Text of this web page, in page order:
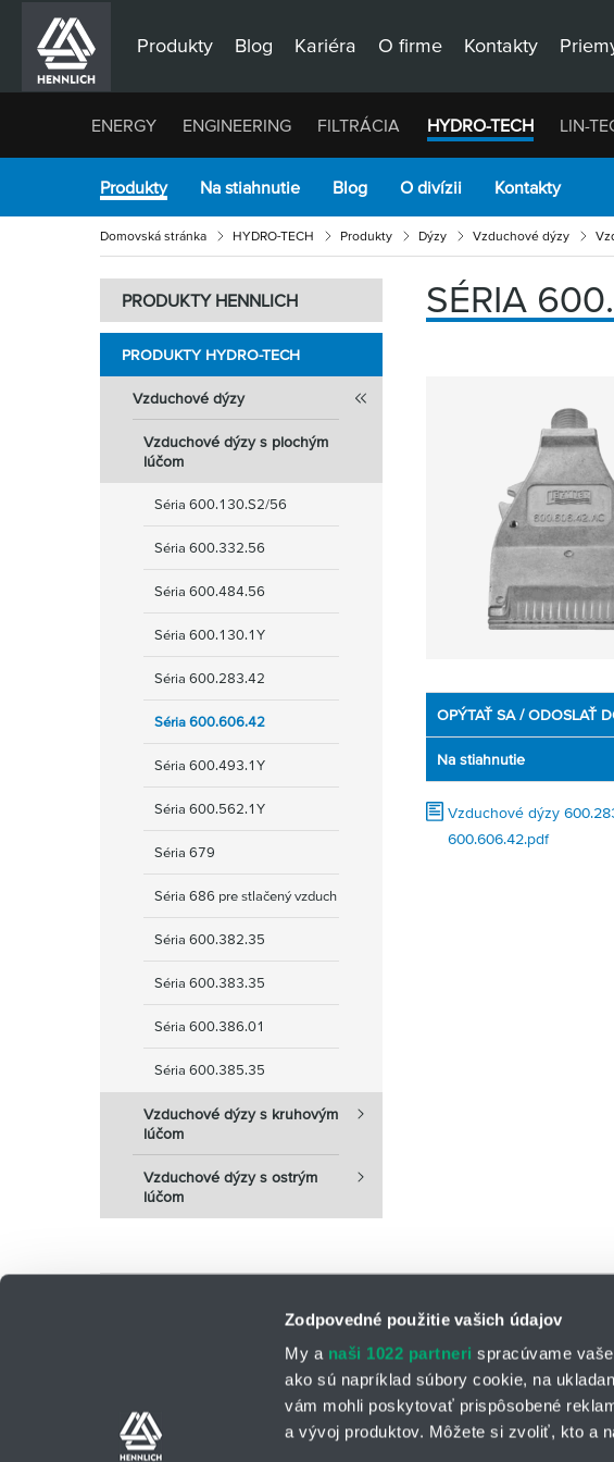
Zodpovedné použitie vašich údajov
My a naši 1022 partneri spracúvame
ako sú napríklad súbory cookie, na
vám mohli poskytovať prispôsobené
a vývoj produktov. Môžete si zvoliť, kto a
Produkty Blog Kariéra O firme Kontakty
ENERGY ENGINEERING FILTRÁCIA HYDRO-TECH LIN-
Produkty Na stiahnutie Blog O divízii Kontakty
Domovská stránka HYDRO-TECH Produkty Dýzy Vzduchové dýzy
PRODUKTY HENNLICH
PRODUKTY HYDRO-TECH
Vzduchové dýzy
Vzduchové dýzy s plochým
lúčom
Séria 600.130.S2/56
Séria 600.332.56
Séria 600.484.56
Séria 600.130.1Y
Séria 600.283.42
Séria 600.606.42
Séria 600.493.1Y
Séria 600.562.1Y
Séria 679
Séria 686 pre stlačený vzduch
Séria 600.382.35
Séria 600.383.35
Séria 600.386.01
Séria 600.385.35
Vzduchové dýzy s kruhovým
lúčom
Vzduchové dýzy s ostrým
lúčom
SÉRIA
OPÝTAŤ SA / ODOSLAŤ
Na stiahnutie
Vzduchové dýzy
600.606.42.pdf
Počet nájdených produktov: